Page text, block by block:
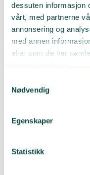
dessuten informasjon
vårt, med partnerne
annonsering og
med annen
eller som de har
Nødvendig
Egenskaper
Statistikk
Det er bare nye aktører
godkjenningsprosess.
godkjent må likevel re-
som normalt skjer
Gjenvinnere som har
Troverdighet
Plastretur forstår at
komme brått på, når
– Det er samtidig